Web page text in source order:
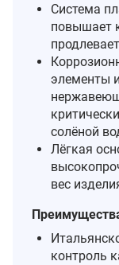
Система
повышает
элементы
солёной
Лёгкая
вес
контроль